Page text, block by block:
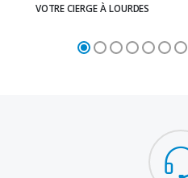
VOTRE CIERGE À LOURDES